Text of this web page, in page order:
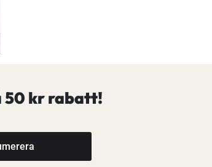
50 kr rabatt!